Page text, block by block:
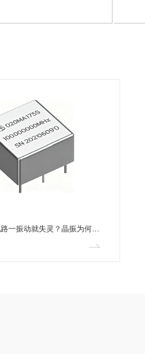
一振动就失灵？晶振为何对